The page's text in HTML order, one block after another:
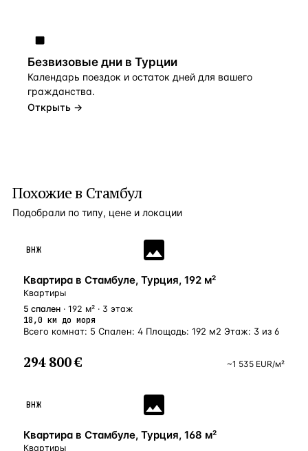
Безвизовые дни в Турции
Календарь поездок и остаток дней для вашего
гражданства.
Открыть →
Похожие в Стамбул
Подобрали по типу, цене и локации
ВНЖ
Квартира в Стамбуле, Турция, 192 м²
Квартиры
5 спален · 192 м² · 3 этаж
18,0 км до моря
Всего комнат: 5 Спален: 4 Площадь: 192 м2 Этаж: 3 из 6
294 800 € ~1 535 EUR/м²
ВНЖ
Квартира в Стамбуле, Турция, 168 м²
Квартиры